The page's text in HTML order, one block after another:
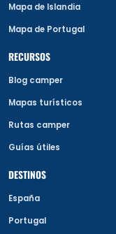
Mapa de Islandia
Mapa de Portugal
RECURSOS
Blog camper
Mapas turísticos
Rutas camper
Guías útiles
DESTINOS
España
Portugal